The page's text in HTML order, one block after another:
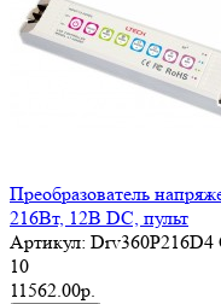
Преобразователь
216Вт, 12В DC, пульт
Артикул: Drv360P216D4
10
11562.00р.